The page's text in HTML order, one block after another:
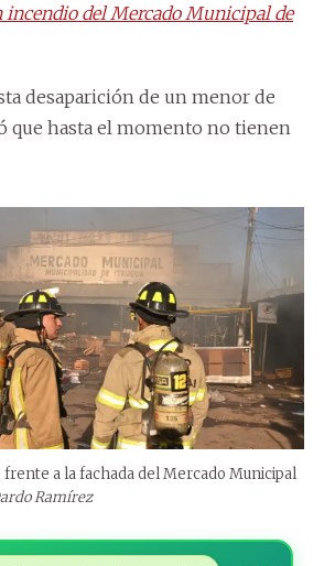
incendio del Mercado Municipal de
desaparición de un menor de
que hasta el momento no tienen
a la fachada del Mercado Municipal
Ramírez